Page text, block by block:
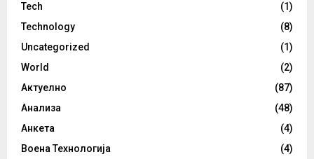
Tech
(1)
Technology
(8)
Uncategorized
(1)
World
(2)
Актуелно
(87)
Анализа
(48)
Анкета
(4)
Воена Технологија
(4)